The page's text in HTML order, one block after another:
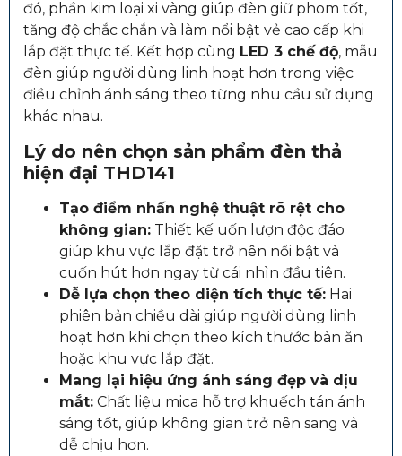
đó, phần kim loại xi vàng giúp đèn giữ phom tốt,
tăng độ chắc chắn và làm nổi bật vẻ cao cấp khi
lắp đặt thực tế. Kết hợp cùng LED 3 chế độ, mẫu
đèn giúp người dùng linh hoạt hơn trong việc
điều chỉnh ánh sáng theo từng nhu cầu sử dụng
khác nhau.
Lý do nên chọn sản phẩm đèn thả
hiện đại THD141
Tạo điểm nhấn nghệ thuật rõ rệt cho
không gian: Thiết kế uốn lượn độc đáo
giúp khu vực lắp đặt trở nên nổi bật và
cuốn hút hơn ngay từ cái nhìn đầu tiên.
Dễ lựa chọn theo diện tích thực tế: Hai
phiên bản chiều dài giúp người dùng linh
hoạt hơn khi chọn theo kích thước bàn ăn
hoặc khu vực lắp đặt.
Mang lại hiệu ứng ánh sáng đẹp và dịu
mắt: Chất liệu mica hỗ trợ khuếch tán ánh
sáng tốt, giúp không gian trở nên sang và
dễ chịu hơn.